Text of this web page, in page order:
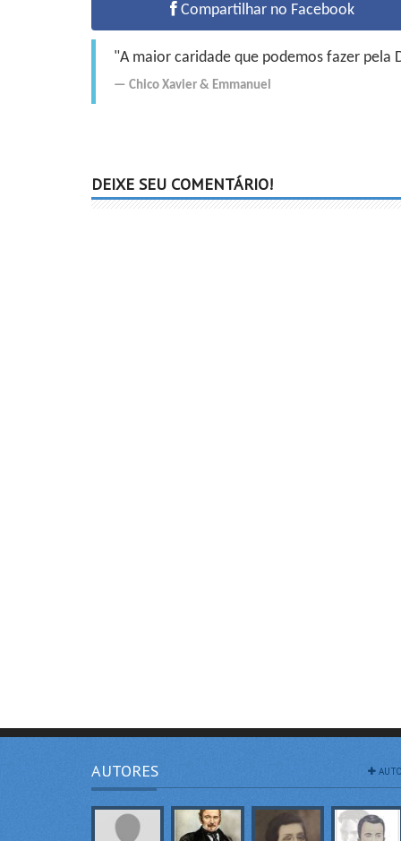
Compartilhar no Facebook
"A maior caridade que podemos fazer pela
Chico Xavier & Emmanuel
DEIXE SEU COMENTÁRIO!
AUTORES